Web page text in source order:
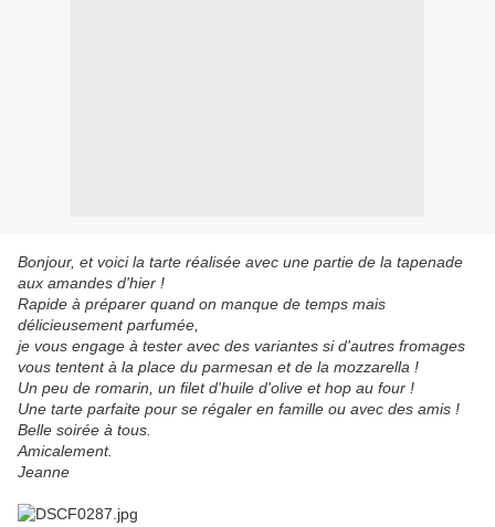
Bonjour, et voici la tarte réalisée avec une partie de la tapenade
aux amandes d'hier !
Rapide à préparer quand on manque de temps mais
délicieusement parfumée,
je vous engage à tester avec des variantes si d'autres fromages
vous tentent à la place du parmesan et de la mozzarella !
Un peu de romarin, un filet d'huile d'olive et hop au four !
Une tarte parfaite pour se régaler en famille ou avec des amis !
Belle soirée à tous.
Amicalement.
Jeanne